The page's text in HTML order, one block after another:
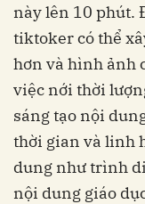
này lên 10 phút.
tiktoker có thể
hơn và hình ảnh
việc nới thời
sáng tạo nội
thời gian và linh
dung như trình
nội dung giáo